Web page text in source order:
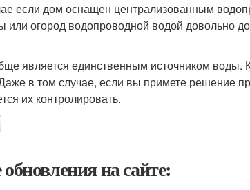
если дом оснащен централизованным
или огород водопроводной водой довольно
является единственным источником воды.
в том случае, если вы примете решение
их контролировать.
на сайте: